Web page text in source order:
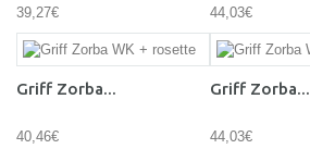
39,27€ 44,03€
Griff Zorba...
40,46€
Griff Zorba...
44,03€